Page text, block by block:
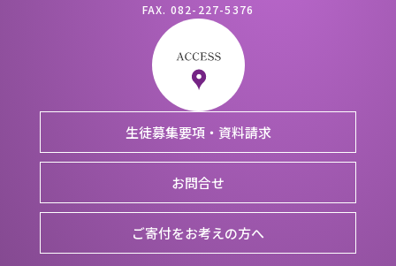
FAX. 082-227-5376
生徒募集要項・資料請求
お問合せ
ご寄付をお考えの方へ